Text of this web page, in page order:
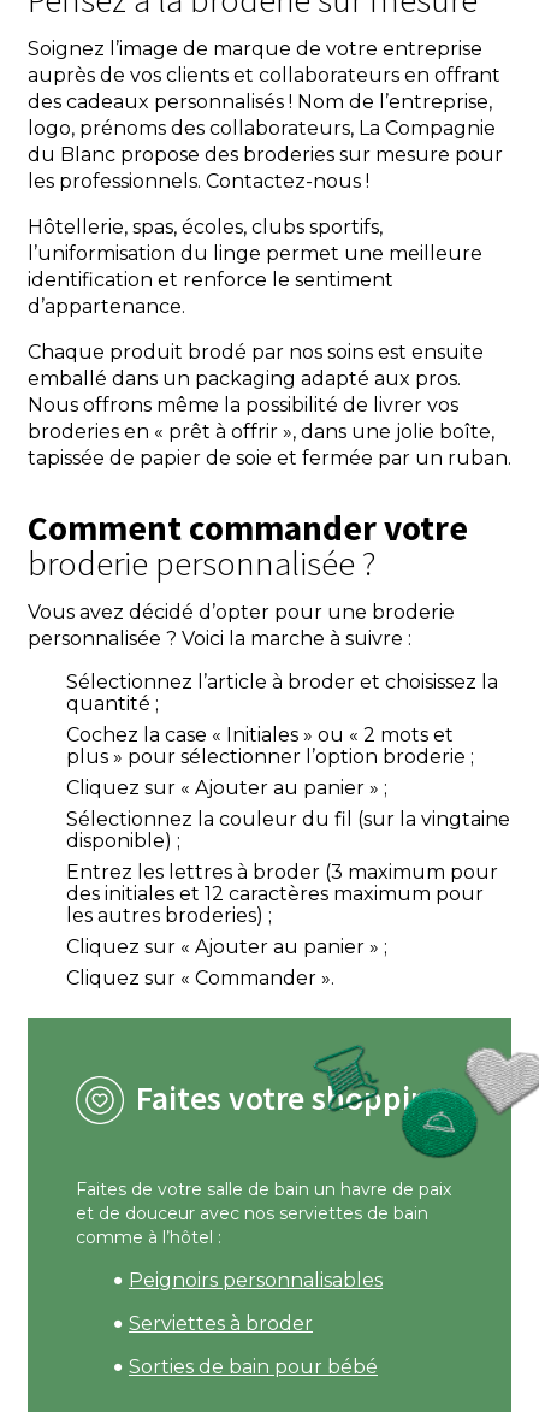
Soignez l’image de marque de votre entreprise
auprès de vos clients et collaborateurs en offrant
des cadeaux personnalisés ! Nom de l’entreprise,
logo, prénoms des collaborateurs, La Compagnie
du Blanc propose des broderies sur mesure pour
les professionnels. Contactez-nous !
Hôtellerie, spas, écoles, clubs sportifs,
l’uniformisation du linge permet une meilleure
identification et renforce le sentiment
d’appartenance.
Chaque produit brodé par nos soins est ensuite
emballé dans un packaging adapté aux pros.
Nous offrons même la possibilité de livrer vos
broderies en « prêt à offrir », dans une jolie boîte,
tapissée de papier de soie et fermée par un ruban.
Comment commander votre
broderie personnalisée ?
Vous avez décidé d’opter pour une broderie
personnalisée ? Voici la marche à suivre :
Sélectionnez l’article à broder et choisissez la
quantité ;
Cochez la case « Initiales » ou « 2 mots et
plus » pour sélectionner l’option broderie ;
Cliquez sur « Ajouter au panier » ;
Sélectionnez la couleur du fil (sur la vingtaine
disponible) ;
Entrez les lettres à broder (3 maximum pour
des initiales et 12 caractères maximum pour
les autres broderies) ;
Cliquez sur « Ajouter au panier » ;
Cliquez sur « Commander ».
Faites votre shopping
Faites de votre salle de bain un havre de paix
et de douceur avec nos serviettes de bain
comme à l’hôtel :
Peignoirs personnalisables
Serviettes à broder
Sorties de bain pour bébé